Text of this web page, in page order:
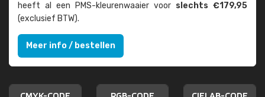
heeft al een PMS-kleuren­waaier voor slechts €179,95
(exclusief BTW).
Meer info / bestellen